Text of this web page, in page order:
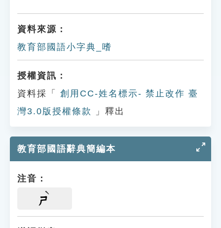
資料來源：
教育部國語小字典_嗜
授權資訊：
資料採「
創用CC-姓名標示- 禁止改作 臺
灣3.0版授權條款
」釋出
教育部國語辭典簡編本
注音：
ㄕ